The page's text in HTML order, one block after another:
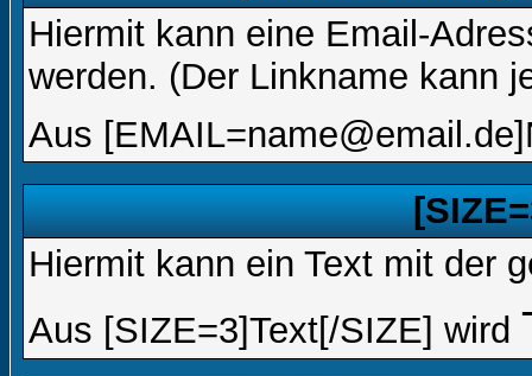
Hiermit kann eine Email-
werden. (Der Linkname kann
Aus
Hiermit kann ein Text mit der
Aus [SIZE=3]Text[/SIZE] wird